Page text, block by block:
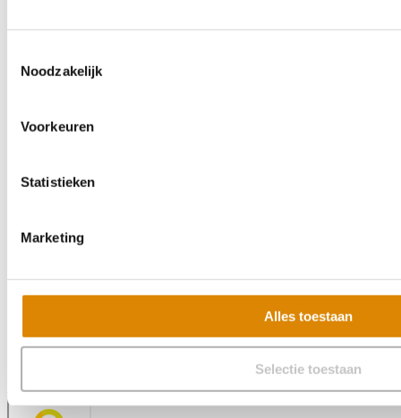
Noodzakelijk
Voorkeuren
Statistieken
Marketing
Alles toestaan
Selectie toestaan
Veelgestelde vragen